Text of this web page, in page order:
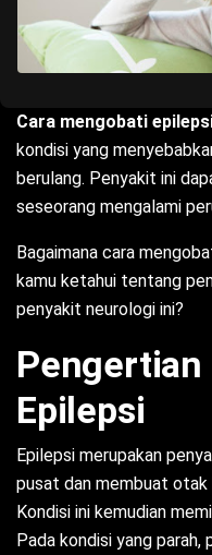
Cara mengobati
kondisi yang
berulang. Penyakit ini
seseorang mengalami
Bagaimana cara
kamu ketahui tentang
penyakit neurologi ini?
Pengertian
Epilepsi
Epilepsi merupakan
pusat dan membuat
Kondisi ini kemudian
Pada kondisi yang